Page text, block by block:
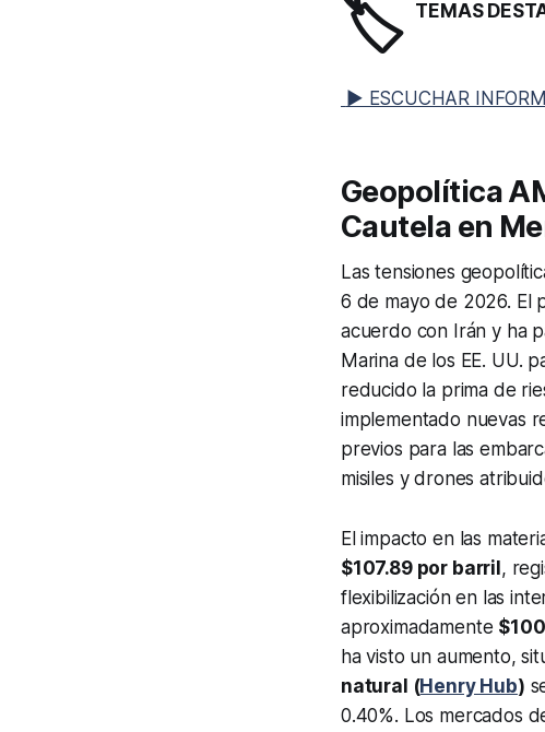
🏷️ TEMAS
▶ ESCUCHAR
Geopolítica
Cautela en
Las tensiones
6 de mayo de 2026. El
acuerdo con Irán y ha
Marina de los EE. UU.
reducido la prima de
implementado nuevas
previos para las
misiles y drones
El impacto en las
$107.89 por barril ,
flexibilización en las
aproximadamente
ha visto un aumento,
natural (Henry Hub)
0.40%. Los mercados